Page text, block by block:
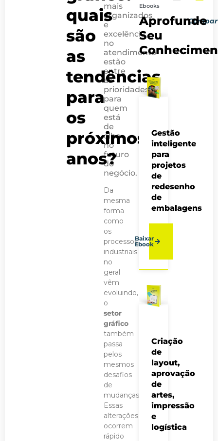
quais
são
as
tendências
para
os
próximos
anos?
mais
organizados
e
excelência
no
atendimento
estão
entre
as
prioridades
para
quem
está
de
olho
no
futuro
do
negócio.
Da
mesma
forma
como
os
processos
industriais
no
geral
vêm
evoluindo,
o
setor
gráfico
também
passa
pelos
mesmos
desafios
de
mudanças.
Essas
alterações
ocorrem
rápido
Ebooks
Aprofunde
Seu
Gestão
inteligente
para
projetos
de
redesenho
de
embalagens
Baixar
Ebook
Criação
de
layout,
aprovação
de
artes,
impressão
e
logística
O que vai
5 gargalos de